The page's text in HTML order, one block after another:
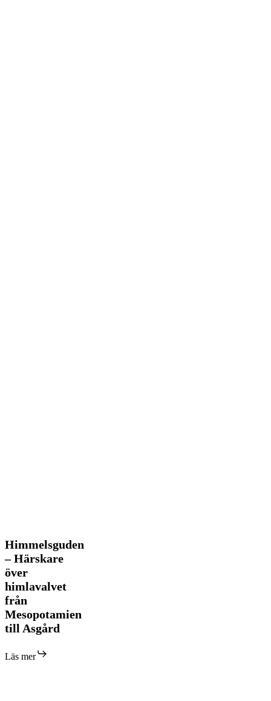
Himmelsguden
Härskare
över
himlavalvet
från
Mesopotamien
till
Asgård
Himmelsguden
– Härskare
över
himlavalvet
från
Mesopotamien
till Asgård
Läs mer